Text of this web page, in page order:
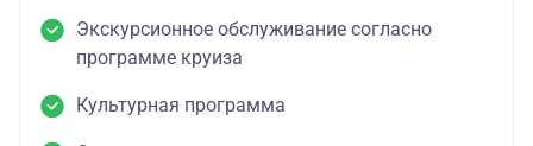
Экскурсионное обслуживание согласно
программе круиза
Культурная программа